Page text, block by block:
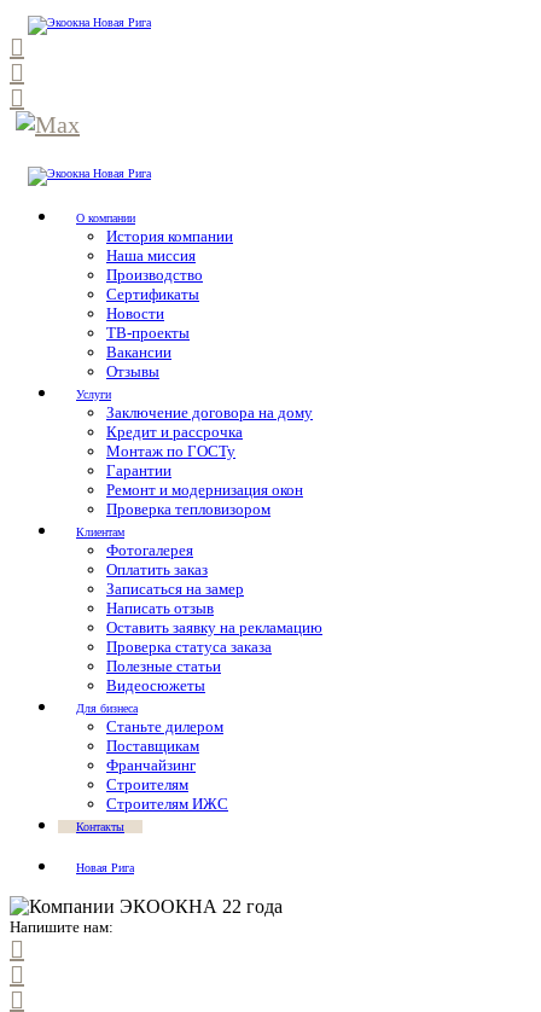
О компании
История компании
Наша миссия
Производство
Сертификаты
Новости
ТВ-проекты
Вакансии
Отзывы
Услуги
Заключение договора на дому
Кредит и рассрочка
Монтаж по ГОСТу
Гарантии
Ремонт и модернизация окон
Проверка тепловизором
Клиентам
Фотогалерея
Оплатить заказ
Записаться на замер
Написать отзыв
Оставить заявку на рекламацию
Проверка статуса заказа
Полезные статьи
Видеосюжеты
Для бизнеса
Станьте дилером
Поставщикам
Франчайзинг
Строителям
Строителям ИЖС
Контакты
Новая Рига
Напишите нам: